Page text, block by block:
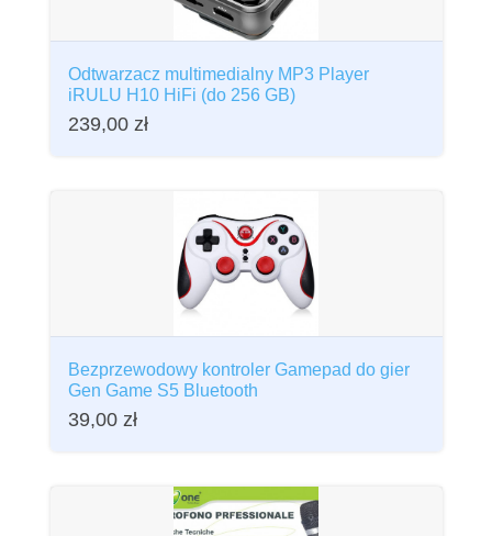
Odtwarzacz multimedialny MP3 Player
iRULU H10 HiFi (do 256 GB)
239,00 zł
Bezprzewodowy kontroler Gamepad do gier
Gen Game S5 Bluetooth
39,00 zł